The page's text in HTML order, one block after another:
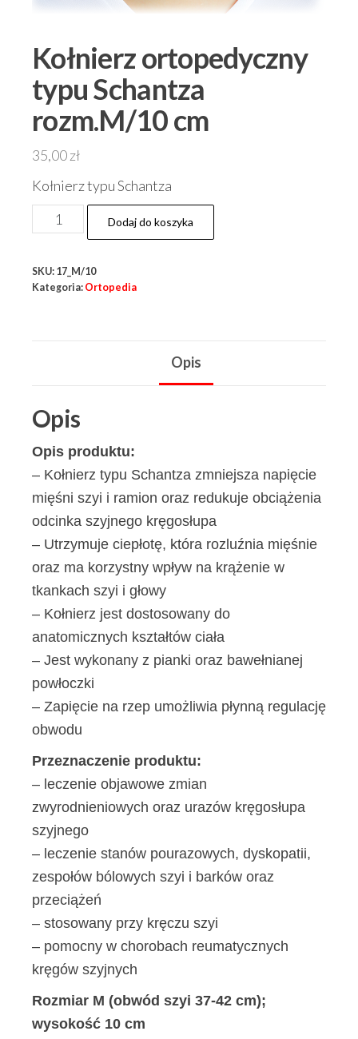
Kołnierz ortopedyczny
typu Schantza
rozm.M/10 cm
35,00zł
Kołnierz typu Schantza
ilość
Kołnierz
typu
Dodaj do koszyka
SKU: 17_M/10
Kategoria: Ortopedia
Opis
Opis
Opis produktu:
– Kołnierz typu Schantza zmniejsza napięcie
mięśni szyi i ramion oraz redukuje obciążenia
odcinka szyjnego kręgosłupa
– Utrzymuje ciepłotę, która rozluźnia mięśnie
oraz ma korzystny wpływ na krążenie w
tkankach szyi i głowy
– Kołnierz jest dostosowany do
anatomicznych kształtów ciała
– Jest wykonany z pianki oraz bawełnianej
powłoczki
– Zapięcie na rzep umożliwia płynną regulację
obwodu
Przeznaczenie produktu:
– leczenie objawowe zmian
zwyrodnieniowych oraz urazów kręgosłupa
szyjnego
– leczenie stanów pourazowych, dyskopatii,
zespołów bólowych szyi i barków oraz
przeciążeń
– stosowany przy kręczu szyi
– pomocny w chorobach reumatycznych
kręgów szyjnych
Rozmiar M (obwód szyi 37-42 cm);
wysokość 10 cm